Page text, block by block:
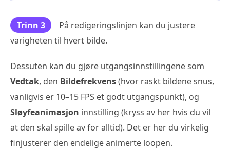
Trinn 3
På redigeringslinjen kan du justere
varigheten til hvert bilde.
Dessuten kan du gjøre utgangsinnstillingene som
Vedtak, den Bildefrekvens(hvor raskt bildene snus,
vanligvis er 10–15 FPS et godt utgangspunkt), og
Sløyfeanimasjon innstilling (kryss av her hvis du vil
at den skal spille av for alltid). Det er her du virkelig
finjusterer den endelige animerte loopen.